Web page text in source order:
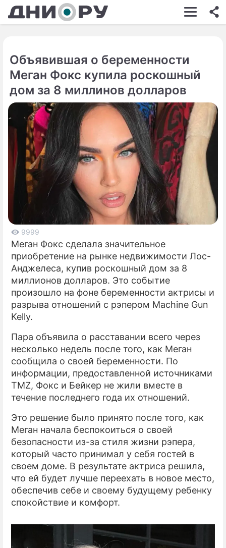
ШОУ-БИЗНЕС
КИНО
ЗДОРОВЬЕ
ЭКОНОМИКА
ПРОИСШЕСТВИЯ
СОННИК
СТИЛЬ ЖИЗНИ
СЕРИАЛЫ
ИГРЫ
ПРЕСС-РЕЛИЗЫ
О ПРОЕКТЕ
Объявившая о беременности
Меган Фокс купила роскошный
дом за 8 миллинов долларов
9999
Меган Фокс сделала значительное
приобретение на рынке недвижимости Лос-
Анджелеса, купив роскошный дом за 8
миллионов долларов. Это событие
произошло на фоне беременности актрисы и
разрыва отношений с рэпером Machine Gun
Kelly.
Пара объявила о расставании всего через
несколько недель после того, как Меган
сообщила о своей беременности. По
информации, предоставленной источниками
TMZ, Фокс и Бейкер не жили вместе в
течение последнего года их отношений.
Это решение было принято после того, как
Меган начала беспокоиться о своей
безопасности из-за стиля жизни рэпера,
который часто принимал у себя гостей в
своем доме. В результате актриса решила,
что ей будет лучше переехать в новое место,
обеспечив себе и своему будущему ребенку
спокойствие и комфорт.